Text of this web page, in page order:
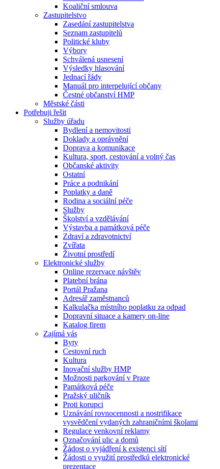
Koaliční smlouva
Zastupitelstvo
Zasedání zastupitelstva
Seznam zastupitelů
Politické kluby
Výbory
Schválená usnesení
Výsledky hlasování
Jednací řády
Manuál pro interpelující občany
Čestné občanství HMP
Městské části
Potřebuji řešit
Služby úřadu
Bydlení a nemovitosti
Doklady a oprávnění
Doprava a komunikace
Kultura, sport, cestování a volný čas
Občanské aktivity
Ostatní
Práce a podnikání
Poplatky a daně
Rodina a sociální péče
Služby
Školství a vzdělávání
Výstavba a památková péče
Zdraví a zdravotnictví
Zvířata
Životní prostředí
Elektronické služby
Online rezervace návštěv
Platební brána
Portál Pražana
Adresář zaměstnanců
Kalkulačka místního poplatku za odpad
Dopravní situace a kamery on-line
Katalog firem
Zajímá vás
Byty
Cestovní ruch
Kultura
Inovační služby HMP
Možnosti parkování v Praze
Památková péče
Pražský uličník
Proti korupci
Uznávání rovnocennosti a nostrifikace
vysvědčení vydaných zahraničními školami
Regulace venkovní reklamy
Označování ulic a domů
Žádost o vyjádření k existenci sítí
Žádosti o využití prostředků elektronické
prezentace